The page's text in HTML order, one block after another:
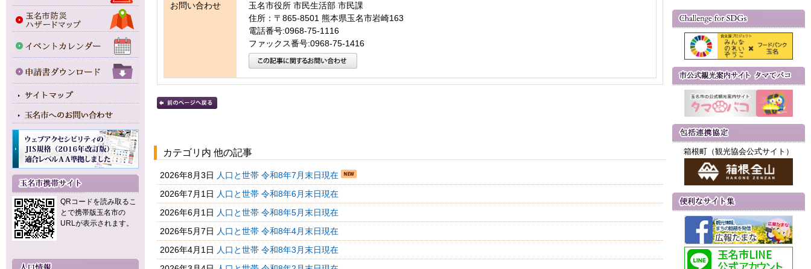
QRコードを読み取るこ
とで携帯版玉名市の
URLが表示されます。
お問い合わせ
玉名市役所 市民生活部 市民課
住所：〒865-8501 熊本県玉名市岩崎163
電話番号:0968-75-1116
ファックス番号:0968-75-1416
カテゴリ内 他の記事
2026年8月3日 人口と世帯 令和8年7月末日現在
2026年7月1日 人口と世帯 令和8年6月末日現在
2026年6月1日 人口と世帯 令和8年5月末日現在
2026年5月7日 人口と世帯 令和8年4月末日現在
2026年4月1日 人口と世帯 令和8年3月末日現在
箱根町（観光協会公式サイト）